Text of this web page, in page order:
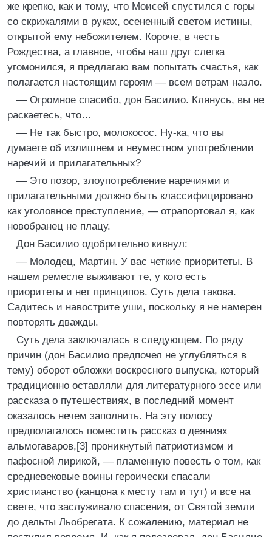
же крепко, как и тому, что Моисей спустился с горы
со скрижалями в руках, осененный светом истины,
открытой ему небожителем. Короче, в честь
Рождества, а главное, чтобы наш друг слегка
угомонился, я предлагаю вам попытать счастья, как
полагается настоящим героям — всем ветрам назло.
— Огромное спасибо, дон Басилио. Клянусь, вы не
раскаетесь, что…
— Не так быстро, молокосос. Ну-ка, что вы
думаете об излишнем и неуместном употреблении
наречий и прилагательных?
— Это позор, злоупотребление наречиями и
прилагательными должно быть классифицировано
как уголовное преступление, — отрапортовал я, как
новобранец не плацу.
Дон Басилио одобрительно кивнул:
— Молодец, Мартин. У вас четкие приоритеты. В
нашем ремесле выживают те, у кого есть
приоритеты и нет принципов. Суть дела такова.
Садитесь и навострите уши, поскольку я не намерен
повторять дважды.
Суть дела заключалась в следующем. По ряду
причин (дон Басилио предпочел не углубляться в
тему) оборот обложки воскресного выпуска, который
традиционно оставляли для литературного эссе или
рассказа о путешествиях, в последний момент
оказалось нечем заполнить. На эту полосу
предполагалось поместить рассказ о деяниях
альмогаваров,[3] проникнутый патриотизмом и
пафосной лирикой, — пламенную повесть о том, как
средневековые воины героически спасали
христианство (канцона к месту там и тут) и все на
свете, что заслуживало спасения, от Святой земли
до дельты Льобрегата. К сожалению, материал не